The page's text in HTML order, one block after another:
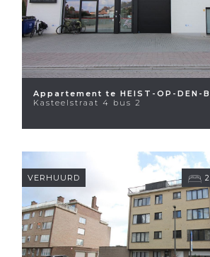
Appartement te HEIST-OP-DEN-
Kasteelstraat 4 bus 2
2
VERHUURD